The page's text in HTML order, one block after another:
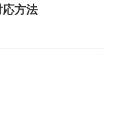
方法